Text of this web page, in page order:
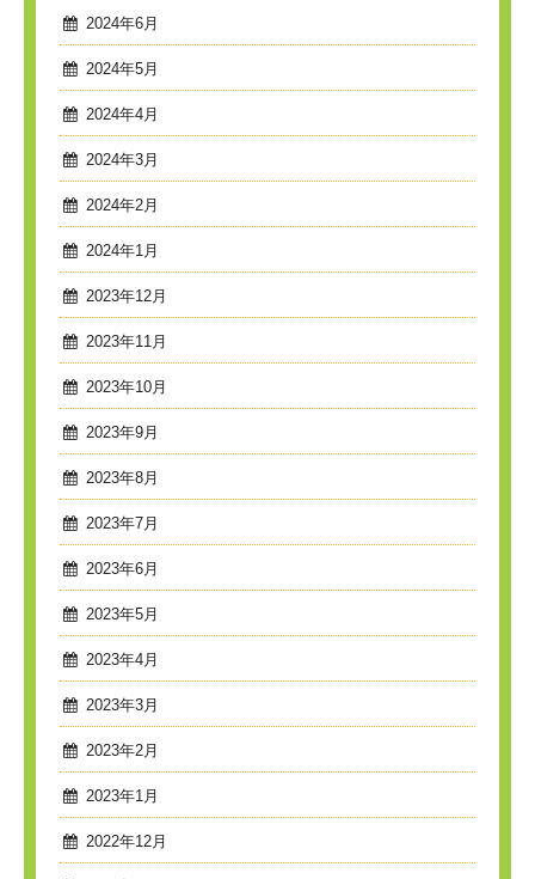
2024年6月
2024年5月
2024年4月
2024年3月
2024年2月
2024年1月
2023年12月
2023年11月
2023年10月
2023年9月
2023年8月
2023年7月
2023年6月
2023年5月
2023年4月
2023年3月
2023年2月
2023年1月
2022年12月